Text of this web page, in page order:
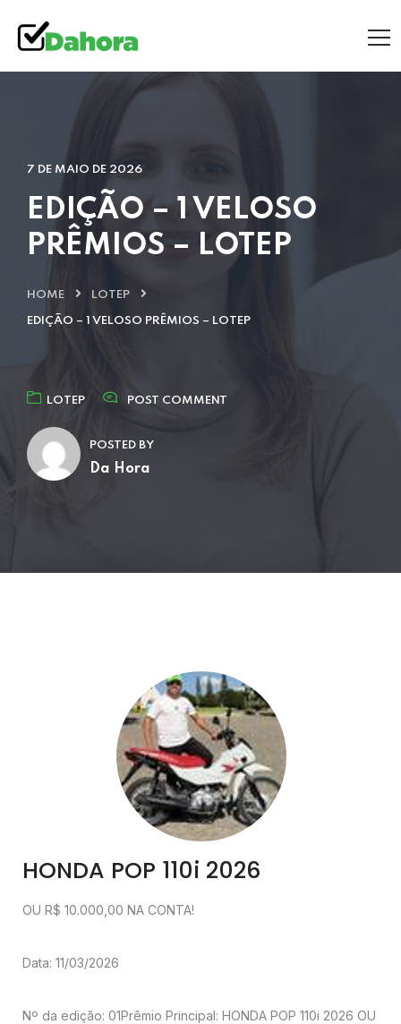
7 DE MAIO DE 2026
EDIÇÃO – 1 VELOSO
PRÊMIOS – LOTEP
HOME LOTEP
EDIÇÃO – 1 VELOSO PRÊMIOS – LOTEP
LOTEP POST COMMENT
POSTED BY
Da Hora
HONDA POP 110i 2026
OU R$ 10.000,00 NA CONTA!
Data: 11/03/2026
Nº da edição: 01Prêmio Principal: HONDA POP 110i 2026 OU